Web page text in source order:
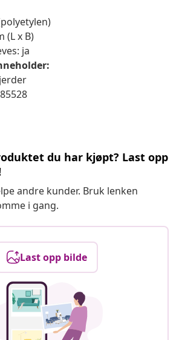
(L x B)
ja
du har kjøpt? Last opp
andre kunder. Bruk lenken
i gang.
Last opp bilde